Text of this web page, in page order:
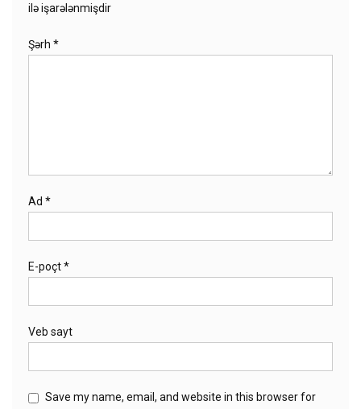
ilə işarələnmişdir
Şərh *
Ad *
E-poçt*
Veb sayt
Save my name, email, and website in this browser for